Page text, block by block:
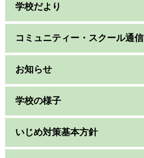
学校だより
コミュニティー・スクール通信
お知らせ
学校の様子
いじめ対策基本方針